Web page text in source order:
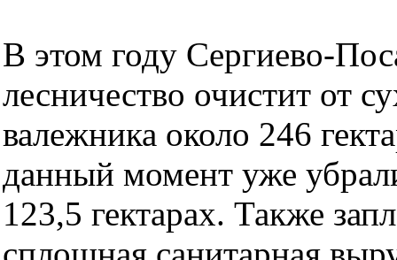
В этом году Сергиево-
лесничество очистит от
валежника около 246
данный момент уже
123,5 гектарах. Также